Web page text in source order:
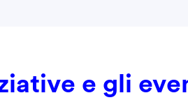
e gli